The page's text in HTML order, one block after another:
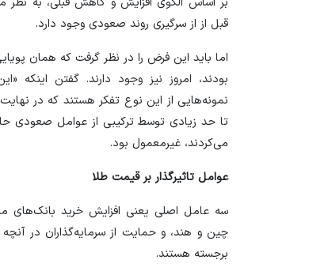
قبل از از سرگیری روند صعودی وجود دارد.
اما باید این فرض را در نظر گرفت که همان
بودند، امروز نیز وجود دارند. گفتن اینکه
نمونه‌هایی از این نوع تفکر هستند که در
تا حد زیادی توسط ترکیبی از عوامل
می‌کردند، غیرمعمول بود.
عوامل تاثیرگذار بر قیمت طلا
سه عامل اصلی یعنی افزایش خرید بانک‌های
چین و هند، و حمایت از سرمایه‌گذاران در
برجسته هستند.